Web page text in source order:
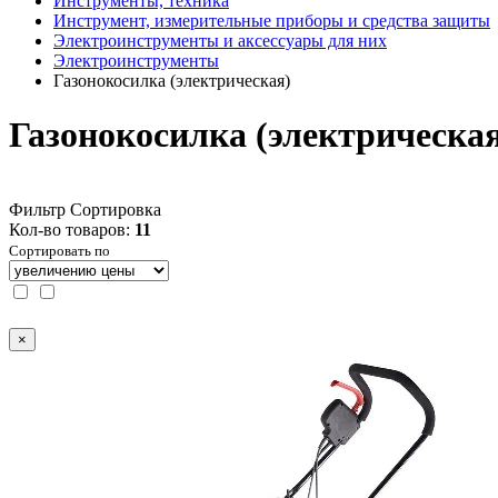
Инструмент, измерительные приборы и средства защиты
Электроинструменты и аксессуары для них
Электроинструменты
Газонокосилка (электрическая)
Газонокосилка
Фильтр Сортировка
Кол-во товаров: 11
Сортировать по
×